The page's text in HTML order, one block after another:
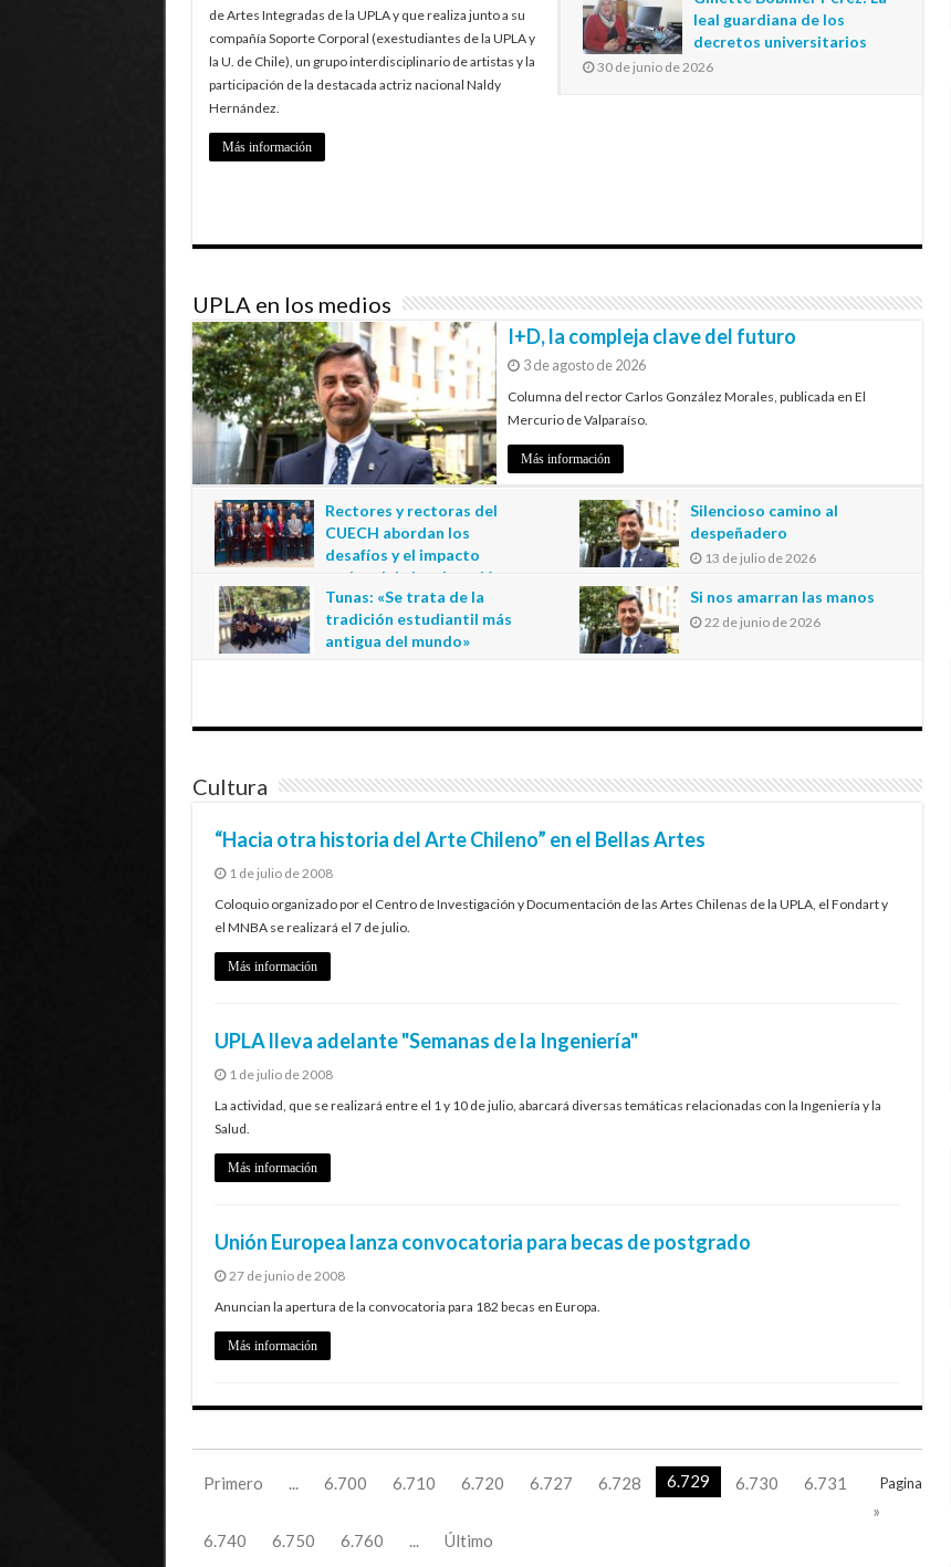
de Artes Integradas de la UPLA y que realiza junto a su
compañía Soporte Corporal (exestudiantes de la UPLA y
la U. de Chile), un grupo interdisciplinario de artistas y la
participación de la destacada actriz nacional Naldy
Hernández.
Más información
leal guardiana de los
decretos universitarios
30 de junio de 2026
UPLA en los medios
I+D, la compleja clave del futuro
3 de agosto de 2026
Columna del rector Carlos González Morales, publicada en El
Mercurio de Valparaíso.
Más información
Rectores y rectoras del
CUECH abordan los
desafíos y el impacto
regional de la educación
estatal en Tarapacá
20 de julio de 2026
Silencioso camino al
despeñadero
13 de julio de 2026
Tunas: «Se trata de la
tradición estudiantil más
antigua del mundo»
Si nos amarran las manos
22 de junio de 2026
Cultura
“Hacia otra historia del Arte Chileno” en el Bellas Artes
1 de julio de 2008
Coloquio organizado por el Centro de Investigación y Documentación de las Artes Chilenas de la UPLA, el Fondart y
el MNBA se realizará el 7 de julio.
Más información
UPLA lleva adelante "Semanas de la Ingeniería"
1 de julio de 2008
La actividad, que se realizará entre el 1 y 10 de julio, abarcará diversas temáticas relacionadas con la Ingeniería y la
Salud.
Más información
Unión Europea lanza convocatoria para becas de postgrado
27 de junio de 2008
Anuncian la apertura de la convocatoria para 182 becas en Europa.
Más información
Pagina
Primero 6.700 6.710 6.720 6.727 6.728 6.729 6.730
6.731
»
6.740
6.750 6.760 Último